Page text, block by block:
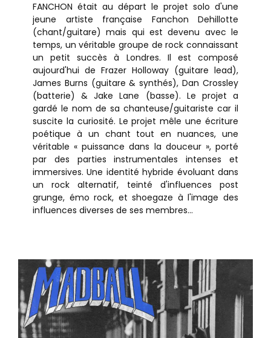
FANCHON était au départ le projet solo d'une
jeune artiste française Fanchon Dehillotte
(chant/guitare) mais qui est devenu avec le
temps, un véritable groupe de rock connaissant
un petit succès à Londres. Il est composé
aujourd'hui de Frazer Holloway (guitare lead),
James Burns (guitare & synthés), Dan Crossley
(batterie) & Jake Lane (basse). Le projet a
gardé le nom de sa chanteuse/guitariste car il
suscite la curiosité. Le projet mêle une écriture
poétique à un chant tout en nuances, une
véritable « puissance dans la douceur », porté
par des parties instrumentales intenses et
immersives. Une identité hybride évoluant dans
un rock alternatif, teinté d'influences post
grunge, émo rock, et shoegaze à l'image des
influences diverses de ses membres...